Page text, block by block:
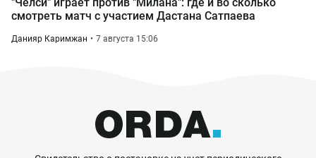
смотреть матч с участием Дастана Сатпаева
Данияр Каримжан 7 августа 15:06